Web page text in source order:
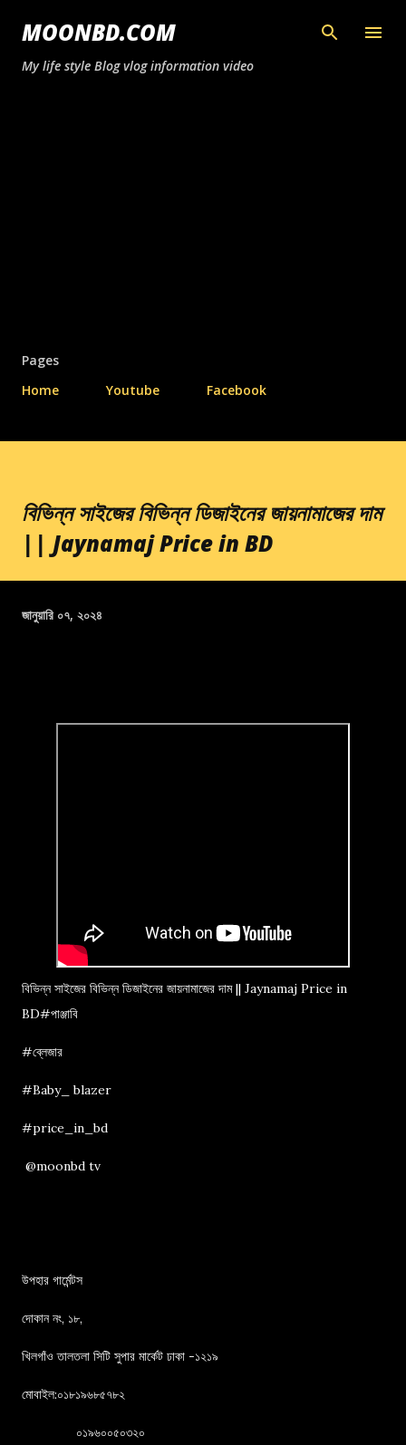
সরাসরি প্রধান সামগ্রীতে চলে যান
MOONBD.COM
My life style Blog vlog information video
Pages
Home
Youtube Facebook
বিভিন্ন সাইজের বিভিন্ন ডিজাইনের জায়নামাজের দাম
|| Jaynamaj Price in BD
জানুয়ারি ০৭, ২০২৪
বিভিন্ন সাইজের বিভিন্ন ডিজাইনের জায়নামাজের দাম || Jaynamaj Price in
BD#পাঞ্জাবি
#ব্লেজার
#Baby_ blazer
#price_in_bd
@moonbd tv
উপহার গার্মেন্টস
দোকান নং, ১৮,
খিলগাঁও তালতলা সিটি সুপার মার্কেট ঢাকা -১২১৯
মোবাইল:০১৮১৯৬৮৫৭৮২
০১৯৬০০৫০৩২০